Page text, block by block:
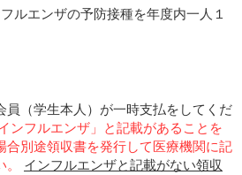
ルエンザの予防接種を年度内一人１
員（学生本人）が一時支払をしてくだ
ンフルエンザ」と記載があることを
合別途領収書を発行して医療機関に記
インフルエンザと記載がない領収